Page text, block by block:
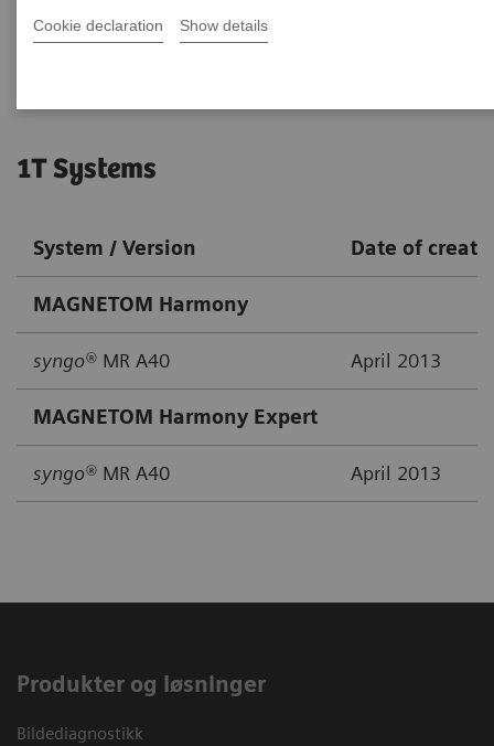
Cookie declaration Show details
Go back to DICOM overview
1T Systems
System / Version Date of
MAGNETOM Harmony
syngo® MR A40 April 2013
MAGNETOM Harmony Expert
syngo® MR A40 April 2013
Produkter og løsninger
Bildediagnostikk